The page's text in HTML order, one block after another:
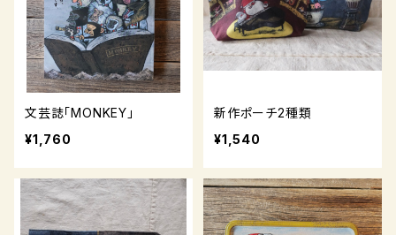
文芸誌「MONKEY」
¥1,760
新作ポーチ2種類
¥1,540